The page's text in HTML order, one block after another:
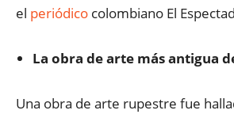
el periódico colombiano El
La obra de arte más antigua
Una obra de arte rupestre fue